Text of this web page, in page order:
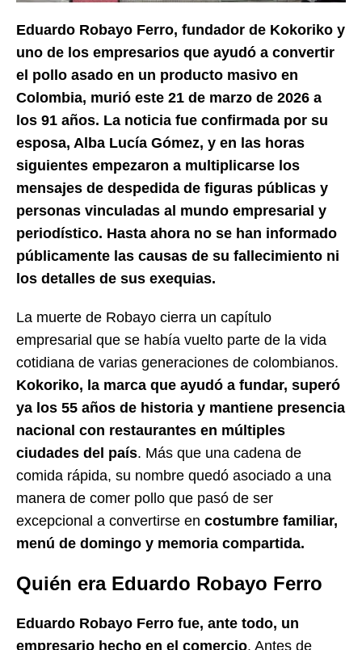
Eduardo Robayo Ferro, fundador de Kokoriko y
uno de los empresarios que ayudó a convertir
el pollo asado en un producto masivo en
Colombia, murió este 21 de marzo de 2026 a
los 91 años. La noticia fue confirmada por su
esposa, Alba Lucía Gómez, y en las horas
siguientes empezaron a multiplicarse los
mensajes de despedida de figuras públicas y
personas vinculadas al mundo empresarial y
periodístico. Hasta ahora no se han informado
públicamente las causas de su fallecimiento ni
los detalles de sus exequias.
La muerte de Robayo cierra un capítulo
empresarial que se había vuelto parte de la vida
cotidiana de varias generaciones de colombianos.
Kokoriko, la marca que ayudó a fundar, superó
ya los 55 años de historia y mantiene presencia
nacional con restaurantes en múltiples
ciudades del país. Más que una cadena de
comida rápida, su nombre quedó asociado a una
manera de comer pollo que pasó de ser
excepcional a convertirse en costumbre familiar,
menú de domingo y memoria compartida.
Quién era Eduardo Robayo Ferro
Eduardo Robayo Ferro fue, ante todo, un
empresario hecho en el comercio. Antes de